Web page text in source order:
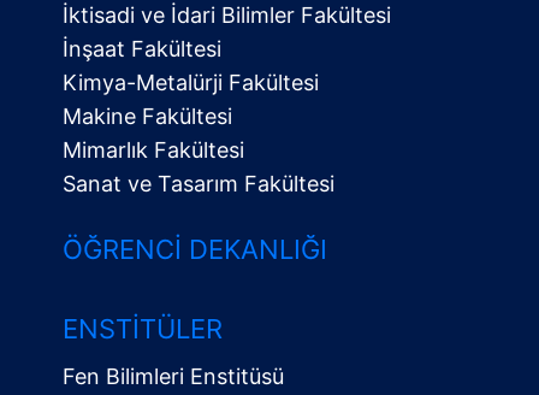
İktisadi ve İdari Bilimler Fakültesi
İnşaat Fakültesi
Kimya-Metalürji Fakültesi
Makine Fakültesi
Mimarlık Fakültesi
Sanat ve Tasarım Fakültesi
ÖĞRENCI DEKANLIĞI
ENSTITÜLER
Fen Bilimleri Enstitüsü